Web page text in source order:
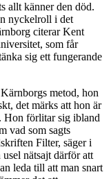
allt känner den död.
nyckelroll i det
citerar Kent
som får
sig ett fungerande
metod, hon
det märks att hon är
Hon förlitar sig ibland
vad som sagts
Filter, säger i
nätsajt därför att
leda till att man snart